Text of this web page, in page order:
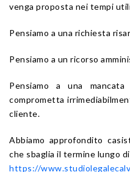
venga proposta nei tempi
Pensiamo a una richiesta
Pensiamo a un ricorso
Pensiamo a una
comprometta
cliente.
Abbiamo approfondito
che sbaglia il termine lungo
https://